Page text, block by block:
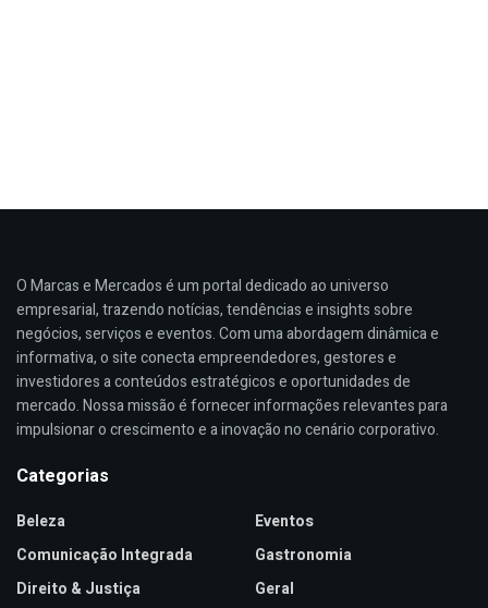
O Marcas e Mercados é um portal dedicado ao universo
empresarial, trazendo notícias, tendências e insights sobre
negócios, serviços e eventos. Com uma abordagem dinâmica e
informativa, o site conecta empreendedores, gestores e
investidores a conteúdos estratégicos e oportunidades de
mercado. Nossa missão é fornecer informações relevantes para
impulsionar o crescimento e a inovação no cenário corporativo.
Categorias
Beleza
Comunicação Integrada
Direito & Justiça
Eventos
Gastronomia
Geral